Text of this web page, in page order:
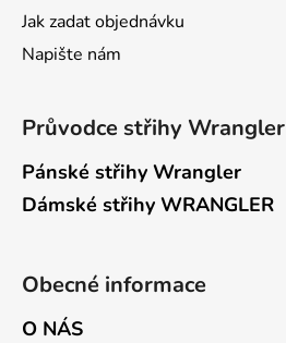
Jak zadat objednávku
Napište nám
Průvodce střihy Wrangler
Pánské střihy Wrangler
Dámské střihy WRANGLER
Obecné informace
O NÁS